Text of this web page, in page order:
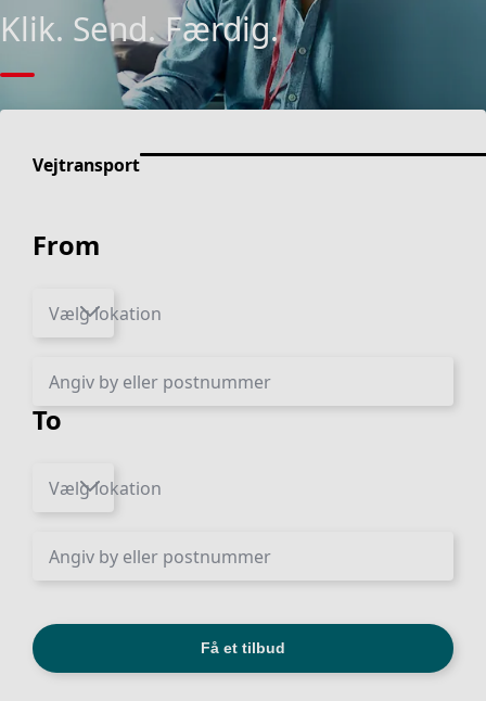
Klik. Send. Færdig.